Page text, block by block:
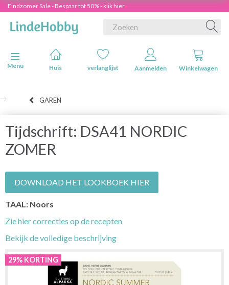
Eindzomer Sale - Bespaar tot 50% - klik hier
Navigatie in-/uitschakelen
Menu
Huis verlanglijst Aanmelden Winkelwagen
GAREN
Tijdschrift: DSA41 NORDIC
ZOMER
DOWNLOAD HET LOOKBOEK HIER
TAAL: Noors
Zie hier correcties op de recepten
Bekijk de volledige beschrijving
29% KORTING